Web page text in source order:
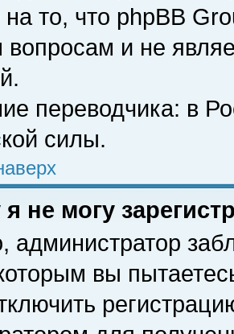
то, что phpBB
и не
переводчика: в
силы.
не могу
администратор
вы